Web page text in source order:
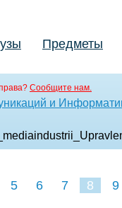
Предметы
Сообщите нам.
и
5 6 7 8 9